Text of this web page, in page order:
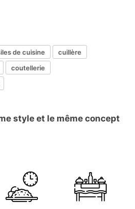
de cuisine
cuillère
coutellerie
style et le même concept